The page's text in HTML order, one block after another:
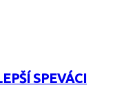
SPEVÁCI